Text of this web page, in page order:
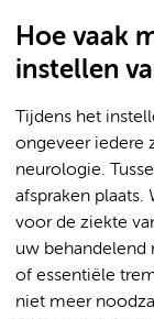
Hoe vaak
instellen
Tijdens het
ongeveer iedere
neurologie.
afspraken plaats.
voor de ziekte
uw behandelend
of essentiële
niet meer